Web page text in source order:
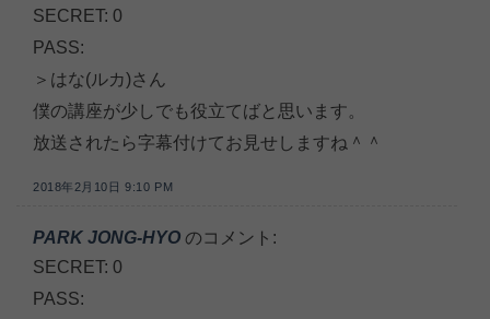
SECRET: 0
PASS:
＞はな(ルカ)さん
僕の講座が少しでも役立てばと思います。
放送されたら字幕付けてお見せしますね＾＾
2018年2月10日 9:10 PM
PARK JONG-HYO のコメント:
SECRET: 0
PASS: